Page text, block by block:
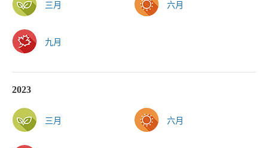
三月 六月
九月
2023
三月 六月